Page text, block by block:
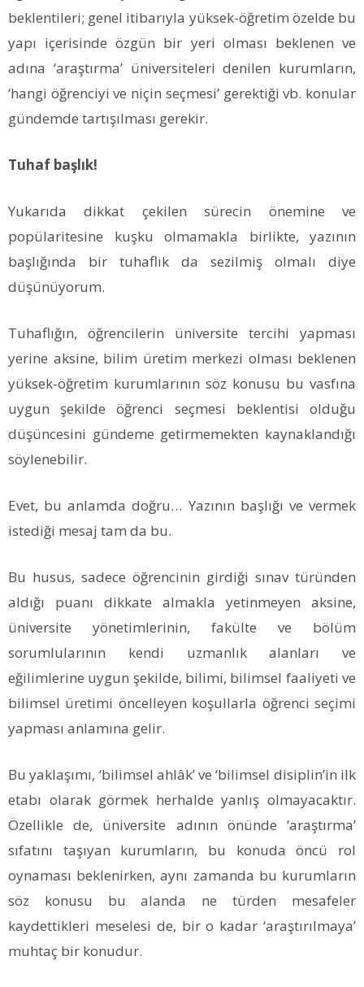
beklentileri; genel itibarıyla yüksek-öğretim özelde bu
yapı içerisinde özgün bir yeri olması beklenen ve
adına ‘araştırma’ üniversiteleri denilen kurumların,
‘hangi öğrenciyi ve niçin seçmesi’ gerektiği vb. konular
gündemde tartışılması gerekir.
Tuhaf başlık!
Yukarıda dikkat çekilen sürecin önemine ve
popülaritesine kuşku olmamakla birlikte, yazının
başlığında bir tuhaflık da sezilmiş olmalı diye
düşünüyorum.
Tuhaflığın, öğrencilerin üniversite tercihi yapması
yerine aksine, bilim üretim merkezi olması beklenen
yüksek-öğretim kurumlarının söz konusu bu vasfına
uygun şekilde öğrenci seçmesi beklentisi olduğu
düşüncesini gündeme getirmemekten kaynaklandığı
söylenebilir.
Evet, bu anlamda doğru… Yazının başlığı ve vermek
istediği mesaj tam da bu.
Bu husus, sadece öğrencinin girdiği sınav türünden
aldığı puanı dikkate almakla yetinmeyen aksine,
üniversite yönetimlerinin, fakülte ve bölüm
sorumlularının kendi uzmanlık alanları ve
eğilimlerine uygun şekilde, bilimi, bilimsel faaliyeti ve
bilimsel üretimi öncelleyen koşullarla öğrenci seçimi
yapması anlamına gelir.
Bu yaklaşımı, ‘bilimsel ahlâk’ ve ‘bilimsel disiplin’in ilk
etabı olarak görmek herhalde yanlış olmayacaktır.
Özellikle de, üniversite adının önünde ‘araştırma’
sıfatını taşıyan kurumların, bu konuda öncü rol
oynaması beklenirken, aynı zamanda bu kurumların
söz konusu bu alanda ne türden mesafeler
kaydettikleri meselesi de, bir o kadar ‘araştırılmaya’
muhtaç bir konudur.